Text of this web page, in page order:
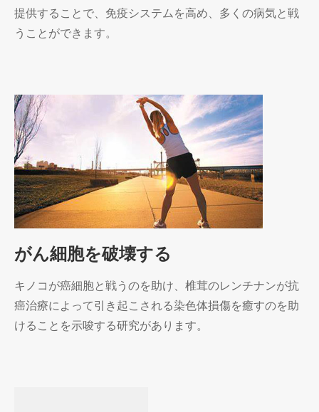
提供することで、免疫システムを高め、多くの病気と戦
うことができます。
がん細胞を破壊する
キノコが癌細胞と戦うのを助け、椎茸のレンチナンが抗
癌治療によって引き起こされる染色体損傷を癒すのを助
けることを示唆する研究があります。